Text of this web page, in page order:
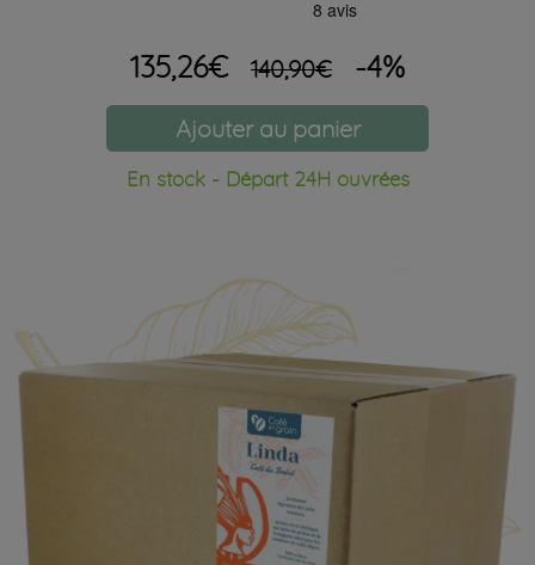
135,26€ 140,90€ -4%
Ajouter au panier
En stock - Départ 24H ouvrées